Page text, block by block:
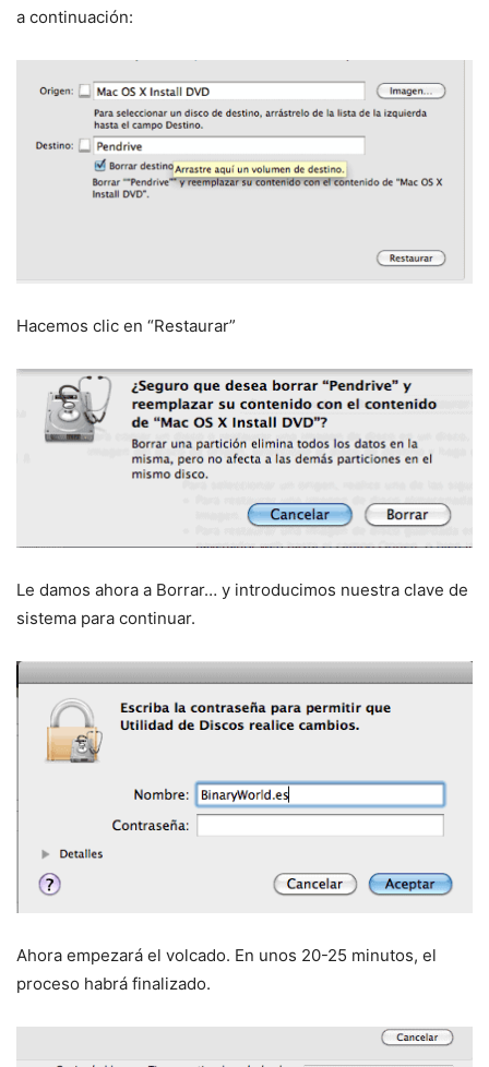
a continuación:
Hacemos clic en “Restaurar”
Le damos ahora a Borrar… y introducimos nuestra clave de
sistema para continuar.
Ahora empezará el volcado. En unos 20-25 minutos, el
proceso habrá finalizado.